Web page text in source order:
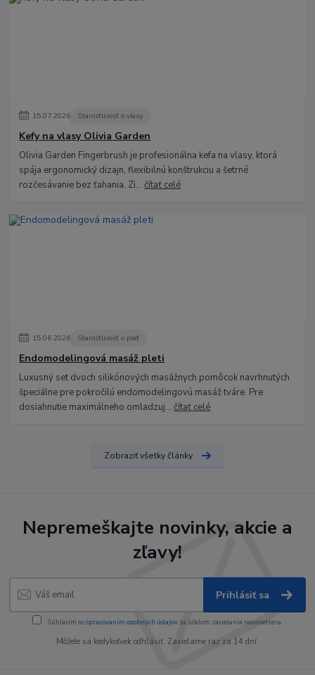
15.07.2026 Starostlivosť o vlasy
Kefy na vlasy Olivia Garden
Olivia Garden Fingerbrush je profesionálna kefa na vlasy, ktorá
spája ergonomický dizajn, flexibilnú konštrukciu a šetrné
rozčesávanie bez ťahania. Zi...čítať celé
15.06.2026 Starostlivosť o pleť
Endomodelingová masáž pleti
Luxusný set dvoch silikónových masážnych pomôcok navrhnutých
špeciálne pre pokročilú endomodelingovú masáž tváre. Pre
dosiahnutie maximálneho omladzuj...čítať celé
Zobraziť všetky články
Nepremeškajte novinky, akcie a
zľavy!
Prihlásiť sa
Súhlasím sospracovaním osobných údajov za účelom zasielania newslettera.
Môžete sa kedykoľvek odhlásiť. Zasielame raz za 14 dní.